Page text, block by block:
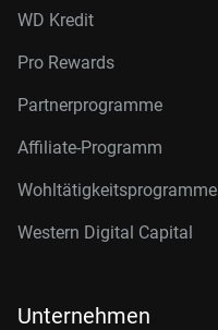
WD Kredit
Pro Rewards
Partnerprogramme
Affiliate-Programm
Wohltätigkeitsprogramme
Western Digital Capital
Unternehmen